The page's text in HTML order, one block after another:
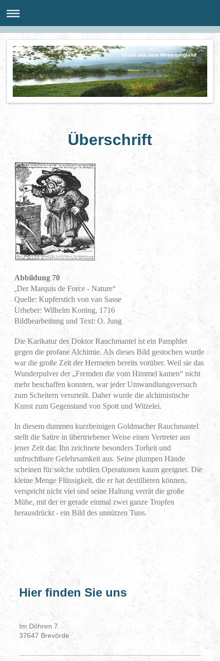
Grüße aus dem Weserbergland
Überschrift
Abbildung 70
Der Marquis de Force - Nature“
Quelle: Kupferstich von van Sasse
Urheber: Wilhelm Koning, 1716
Bildbearbeitung und Text: O. Jung
Die Karikatur des Doktor Rauchmantel ist ein Pamphlet
gegen die profane Alchimie. Als dieses Bild gestochen wurde
war die große Zeit der Hermeten bereits vorüber. Weil sie das
Wunderpulver der „Fremden die vom Himmel kamen“ nicht
mehr beschaffen konnten, war jeder Umwandlungsversuch
zum Scheitern verurteilt. Daher wurde die alchimistische
Kunst zum Gegenstand von Spott und Witzelei.
In diesem dummen kurzbeinigen Goldmacher Rauchmantel
stellt die Satire in übertriebener Weise einen Vertreter aus
jener Zeit dar. Ihn zeichnete besonders Torheit und
unfruchtbare Gelehrsamkeit aus. Seine plumpen Hände
scheinen für solche subtilen Operationen kaum geeignet. Die
kleine Menge Flüssigkeit, die er hat destillieren können,
verspricht nicht viel und seine Haltung verrät die große
Mühe, mit der er gerade einmal zwei ganze Tropfen
herausdrückt - ein Bild des unnützen Tuns.
Hier finden Sie uns
Im Döhren 7
37647 Brevörde